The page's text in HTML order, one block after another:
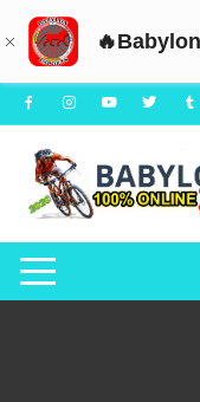
Saltar
al
contenido